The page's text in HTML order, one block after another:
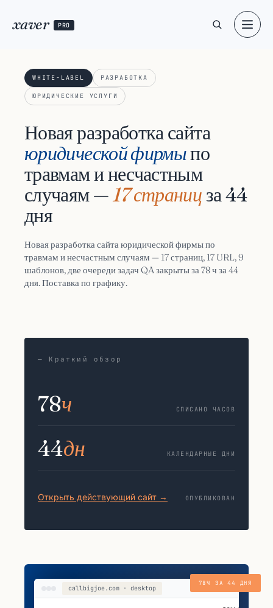
xaver PRO
WHITE-LABEL РАЗРАБОТКА
ЮРИДИЧЕСКИЕ УСЛУГИ
Новая разработка сайта
юридической фирмыпо
травмам и несчастным
случаям —17 страниц за 44
дня
Новая разработка сайта юридической фирмы по
травмам и несчастным случаям — 17 страниц, 17 URL, 9
шаблонов, две очереди задач QA закрыты за 78 ч за 44
дня. Поставка по графику.
— Краткий обзор
78ч СПИСАНО ЧАСОВ
44дн КАЛЕНДАРНЫЕ ДНИ
Открыть действующий сайт → ОПУБЛИКОВАН
78Ч ЗА 44 ДНЯ
callbigjoe.com · desktop